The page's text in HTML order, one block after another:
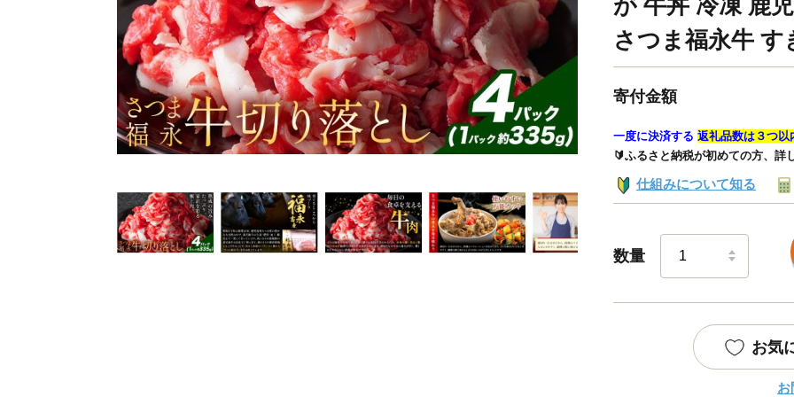
が 牛丼 冷凍 鹿
さつま福永牛
寄付金額
一度に決済する 返礼品数は３つ以
🔰ふるさと納税が初めての方、詳
仕組みについて知る
数量
お気
お